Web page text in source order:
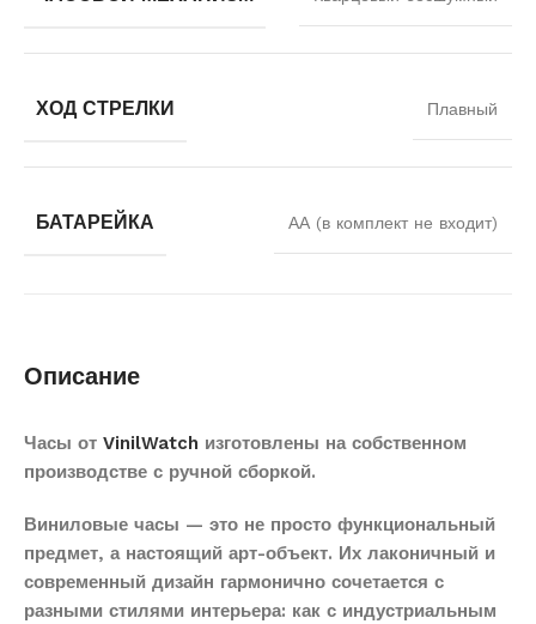
ХОД СТРЕЛКИ Плавный
БАТАРЕЙКА АА (в комплект не входит)
Описание
Часы от VinilWatch изготовлены на собственном
производстве с ручной сборкой.
Виниловые часы — это не просто функциональный
предмет, а настоящий арт-объект. Их лаконичный и
современный дизайн гармонично сочетается с
разными стилями интерьера: как с индустриальным